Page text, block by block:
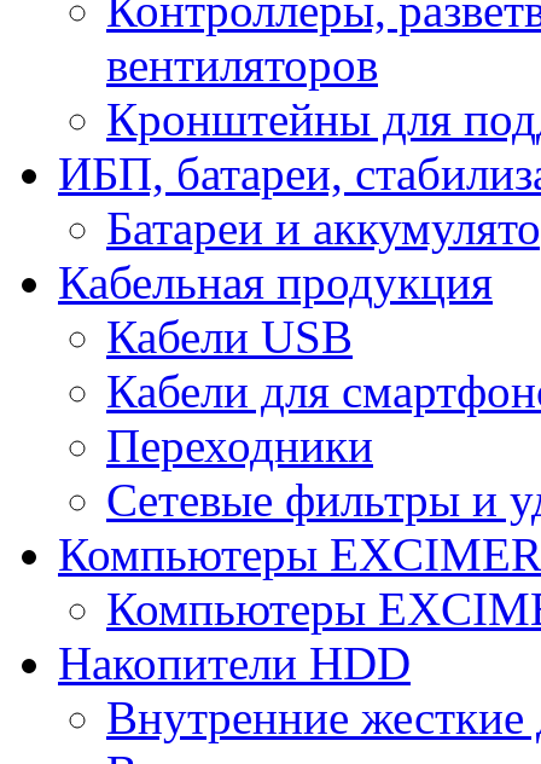
Контроллеры,
вентиляторов
Кронштейны для
ИБП, батареи,
Батареи и
Кабельная продукция
Кабели USB
Кабели для
Переходники
Сетевые фильтры и
Компьютеры
Компьютеры
Накопители HDD
Внутренние